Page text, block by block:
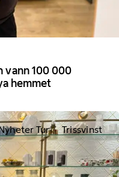
vann 100 000
hemmet
Tur Trissvinst